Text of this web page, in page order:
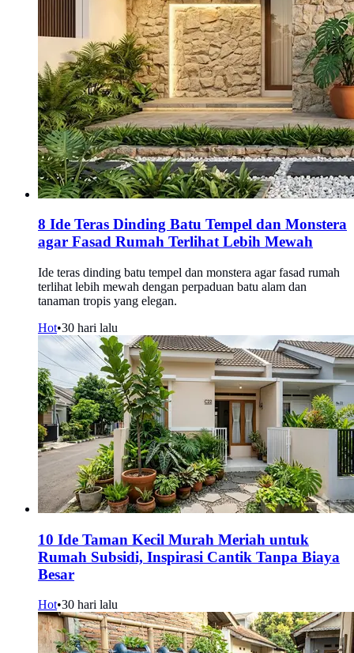
8 Ide Teras Dinding Batu Tempel dan Monstera
agar Fasad Rumah Terlihat Lebih Mewah
Ide teras dinding batu tempel dan monstera agar fasad rumah
terlihat lebih mewah dengan perpaduan batu alam dan
tanaman tropis yang elegan.
Hot•30 hari lalu
10 Ide Taman Kecil Murah Meriah untuk
Rumah Subsidi, Inspirasi Cantik Tanpa Biaya
Besar
Hot•30 hari lalu